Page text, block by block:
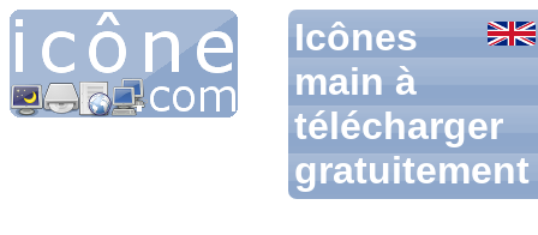
Icônes
main à
télécharger
gratuitement